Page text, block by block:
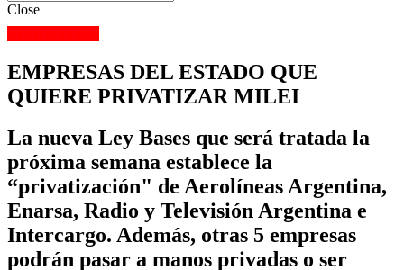
Close
EMPRESAS DEL ESTADO QUE
QUIERE PRIVATIZAR MILEI
La nueva Ley Bases que será tratada la
próxima semana establece la
“privatización" de Aerolíneas Argentina,
Enarsa, Radio y Televisión Argentina e
Intercargo. Además, otras 5 empresas
podrán pasar a manos privadas o ser